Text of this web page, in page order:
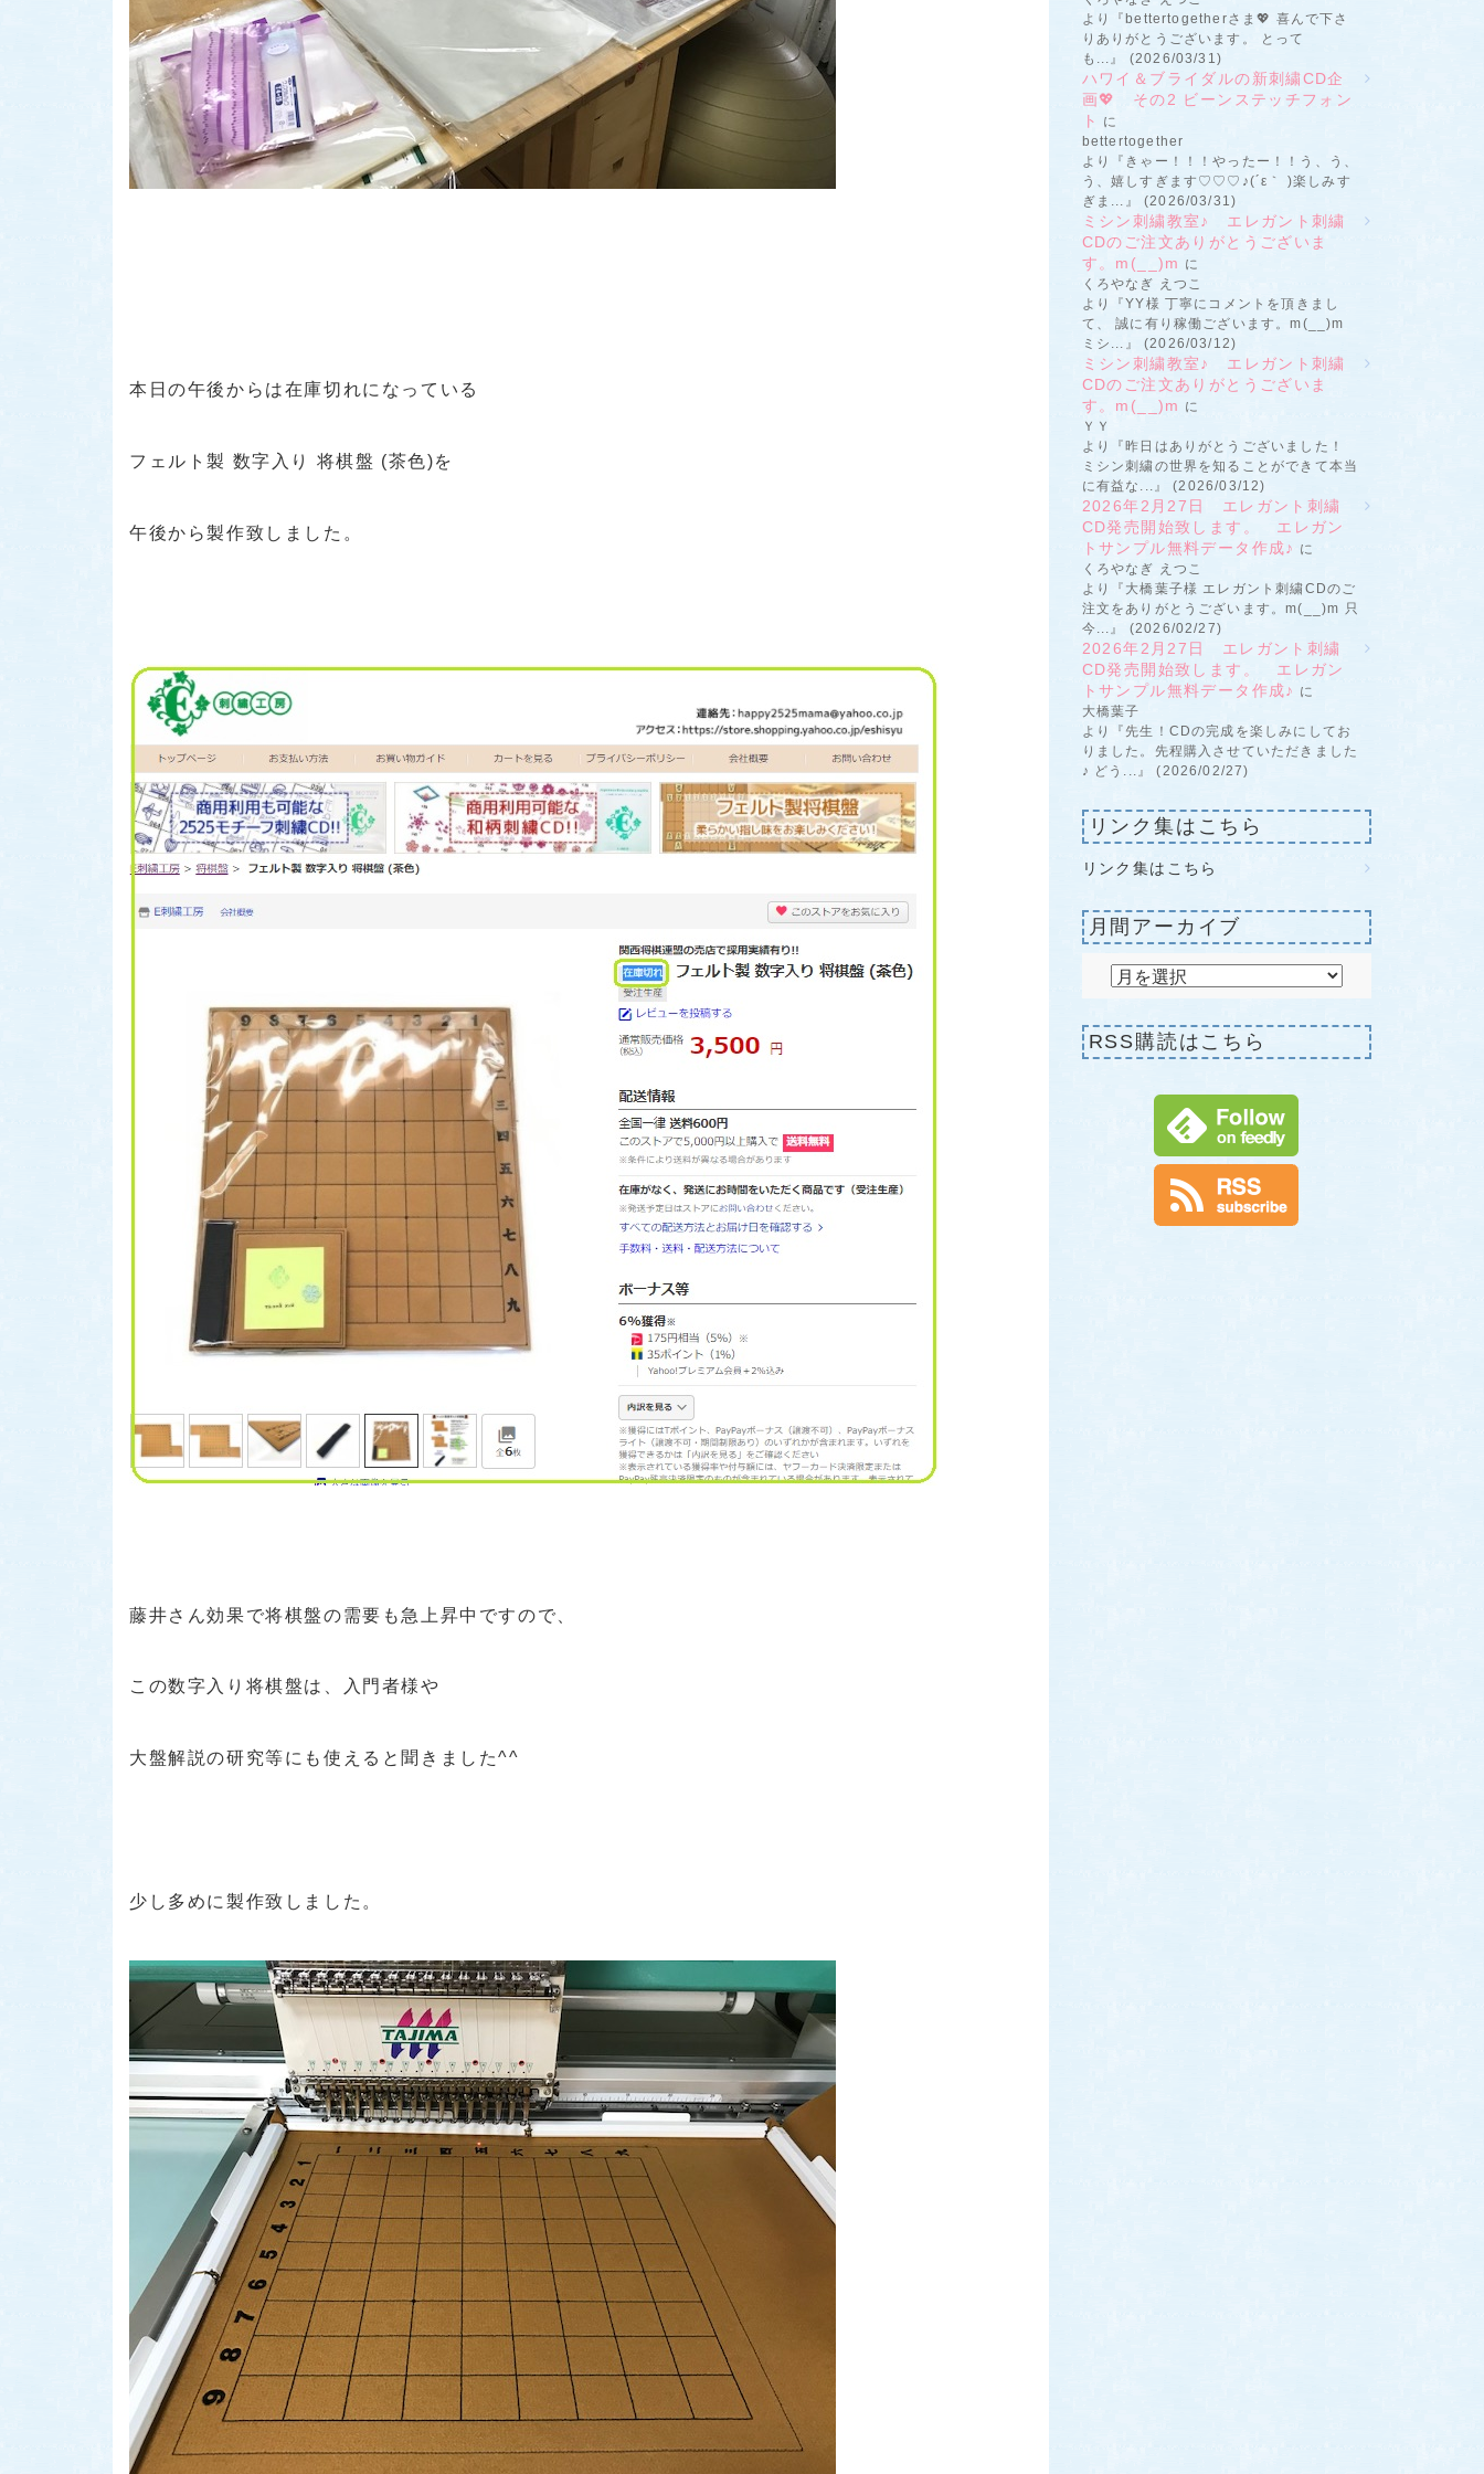
本日の午後からは在庫切れになっている
フェルト製 数字入り 将棋盤 (茶色)を
午後から製作致しました。
藤井さん効果で将棋盤の需要も急上昇中ですので、
この数字入り将棋盤は、入門者様や
大盤解説の研究等にも使えると聞きました^^
少し多めに製作致しました。
より『bettertogetherさま💖 喜んで下さ
りありがとうございます。 とって
も...』 (2026/03/31)
ハワイ＆ブライダルの新刺繍CD企
画💖 その2 ビーンステッチフォン
ト
に
bettertogether
より『きゃー！！！やったー！！う、う、
う、嬉しすぎます♡♡♡♪(´ε｀ )楽しみす
ぎま...』 (2026/03/31)
ミシン刺繍教室♪ エレガント刺繍
CDのご注文ありがとうございま
す。m(__)m に
くろやなぎ えつこ
より『YY様 丁寧にコメントを頂きまし
て、 誠に有り稼働ございます。m(__)m
ミシ...』 (2026/03/12)
ミシン刺繍教室♪ エレガント刺繍
CDのご注文ありがとうございま
す。m(__)m に
ＹＹ
より『昨日はありがとうございました！
ミシン刺繍の世界を知ることができて本当
に有益な...』 (2026/03/12)
2026年2月27日 エレガント刺繍
CD発売開始致します。 エレガン
トサンプル無料データ作成♪ に
くろやなぎ えつこ
より『大橋葉子様 エレガント刺繍CDのご
注文をありがとうございます。m(__)m 只
今...』 (2026/02/27)
2026年2月27日 エレガント刺繍
CD発売開始致します。 エレガン
トサンプル無料データ作成♪ に
大橋葉子
より『先生！CDの完成を楽しみにしてお
りました。先程購入させていただきました
♪ どう...』 (2026/02/27)
リンク集はこちら
リンク集はこちら
月間アーカイブ
RSS購読はこちら